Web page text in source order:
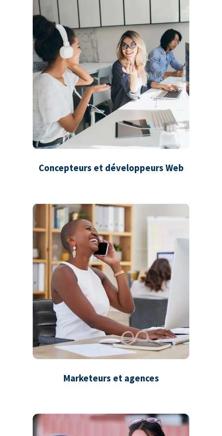
Concepteurs et développeurs Web
Marketeurs et agences